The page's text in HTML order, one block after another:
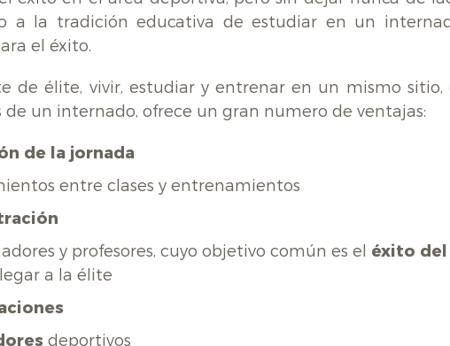
a la tradición educativa de estudiar en un
el éxito.
de élite, vivir, estudiar y entrenar en un mismo sitio,
un internado, ofrece un gran numero de ventajas:
de la jornada
entre clases y entrenamientos
y profesores, cuyo objetivo común es el éxito del
a la élite
deportivos